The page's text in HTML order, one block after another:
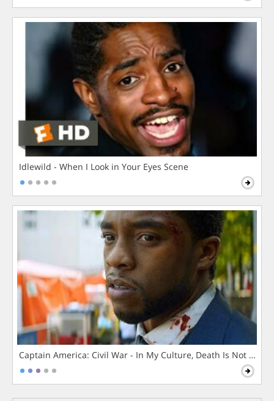
Idlewild - When I Look in Your Eyes Scene
Captain America: Civil War - In My Culture, Death Is Not The